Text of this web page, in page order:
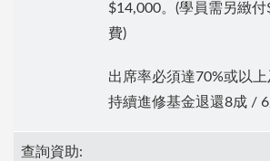
$14,000。(學員需另緻
費)
出席率必須達70%或以
持續進修基金退還8成 /
查詢資助: